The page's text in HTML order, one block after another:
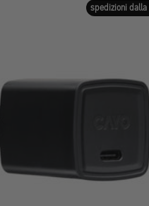
spedizioni dalla